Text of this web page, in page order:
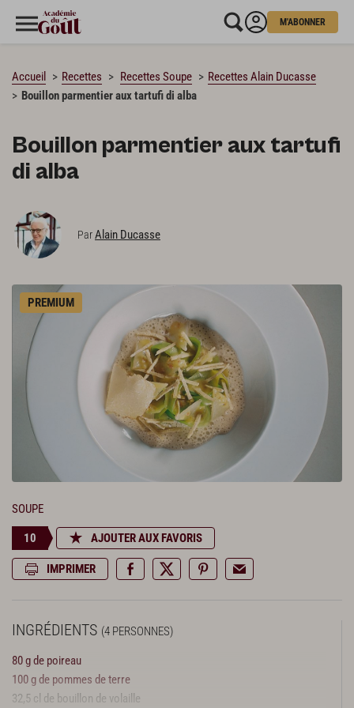
M'ABONNER
Accueil Recettes Recettes Soupe
Recettes Alain Ducasse
Bouillon parmentier aux tartufi di alba
Bouillon parmentier aux tartufi
di alba
ParAlain Ducasse
PREMIUM
SOUPE
10 AJOUTER AUX FAVORIS
IMPRIMER
INGRÉDIENTS (4 PERSONNES)
80 g de poireau
100 g de pommes de terre
32,5 cl de bouillon de volaille
CHARGEMENT…